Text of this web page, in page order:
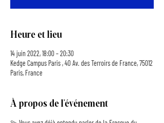
Heure et lieu
14 juin 2022, 18:00 – 20:30
Kedge Campus Paris , 40 Av. des Terroirs de France, 75012
Paris, France
À propos de l'événement